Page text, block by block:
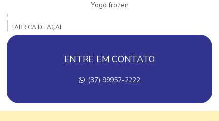
Yogo frozen
EMPRESA DE SORVETE E PICOLÉS
FABRICA DE AÇAI
FABRICA DE AÇAI PARA REVENDA
FABRICA DE AÇAI A VENDA
FABRICA DE GELATO
ENTRE EM CONTATO
(37) 99952-2222